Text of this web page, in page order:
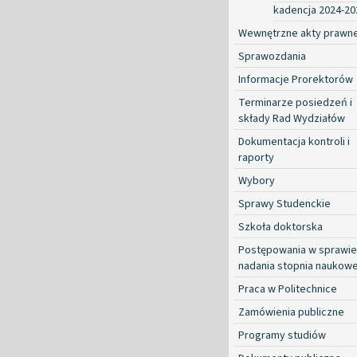
kadencja 2024-
Wewnętrzne akty
Sprawozdania
Informacje Prorektorów
Terminarze posiedzeń i
składy Rad Wydziałów
Dokumentacja kontroli i
raporty
Wybory
Sprawy Studenckie
Szkoła doktorska
Postępowania w sprawie
nadania stopnia
Praca w Politechnice
Zamówienia publiczne
Programy studiów